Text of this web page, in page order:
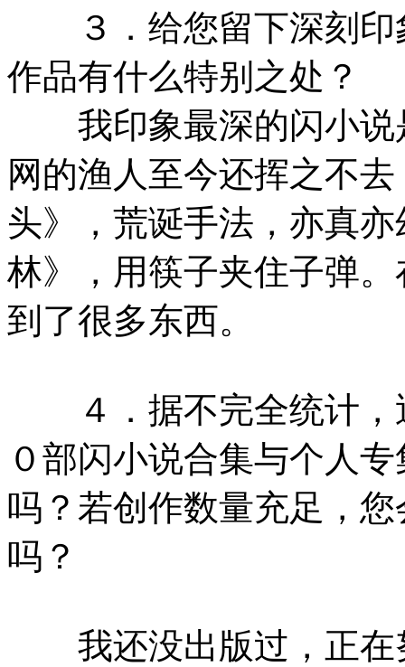
３．给您留下深刻印
作品有什么特别之处？
我印象最深的闪小说
网的渔人至今还挥之不
头》，荒诞手法，亦真
林》，用筷子夹住子弹
到了很多东西。
４．据不完全统计，
０部闪小说合集与个人
吗？若创作数量充足，
吗？
我还没出版过，正在